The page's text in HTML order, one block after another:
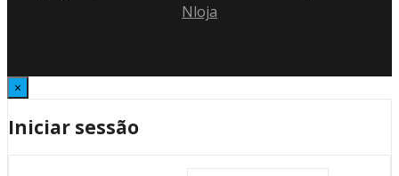
Nloja
×
Iniciar sessão